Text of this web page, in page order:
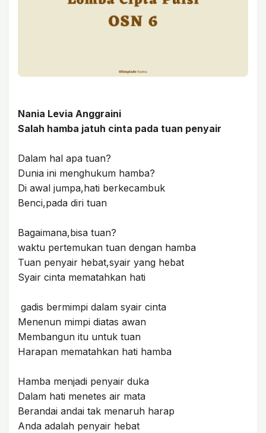
Nania Levia Anggraini
Salah hamba jatuh cinta pada tuan penyair
Dalam hal apa tuan?
Dunia ini menghukum hamba?
Di awal jumpa,hati berkecambuk
Benci,pada diri tuan
Bagaimana,bisa tuan?
waktu pertemukan tuan dengan hamba
Tuan penyair hebat,syair yang hebat
Syair cinta mematahkan hati
gadis bermimpi dalam syair cinta
Menenun mimpi diatas awan
Membangun itu untuk tuan
Harapan mematahkan hati hamba
Hamba menjadi penyair duka
Dalam hati menetes air mata
Berandai andai tak menaruh harap
Anda adalah penyair hebat